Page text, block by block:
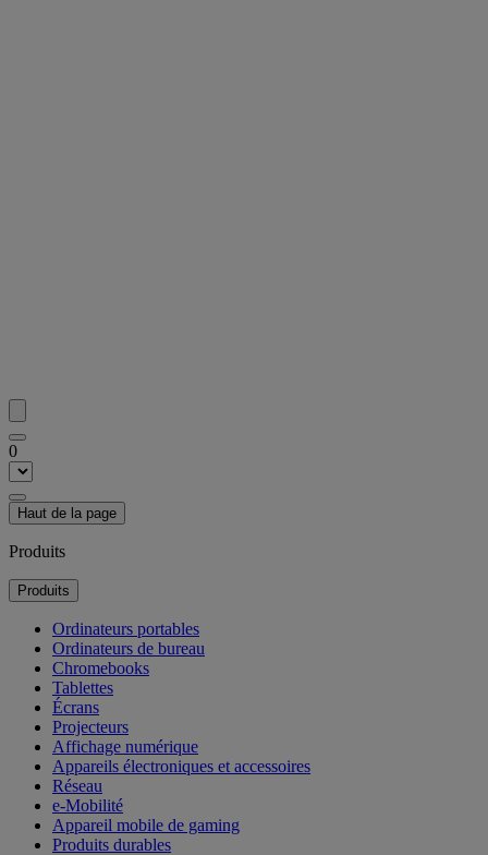
0
Haut de la page
Produits
Produits
Ordinateurs portables
Ordinateurs de bureau
Chromebooks
Tablettes
Écrans
Projecteurs
Affichage numérique
Appareils électroniques et accessoires
Réseau
e-Mobilité
Appareil mobile de gaming
Produits durables